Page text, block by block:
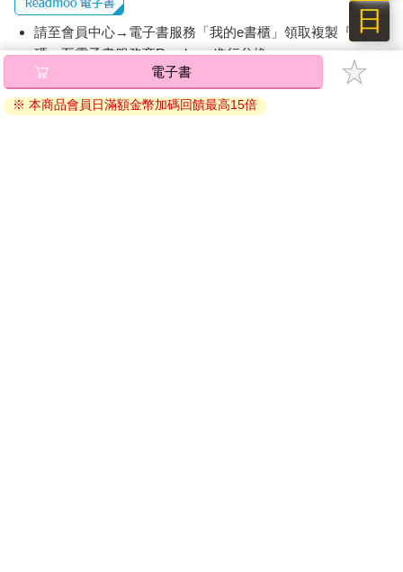
請至會員中心→電子書服務「我的e書櫃」領取複製『兌換
碼』至電子書服務商Readmoo進行兌換。
退換貨須知：
因版權保護，您在金石堂所購買的電子書僅能以金石堂專屬
電子書
※ 本商品會員日滿額金幣加碼回饋最高15倍
日